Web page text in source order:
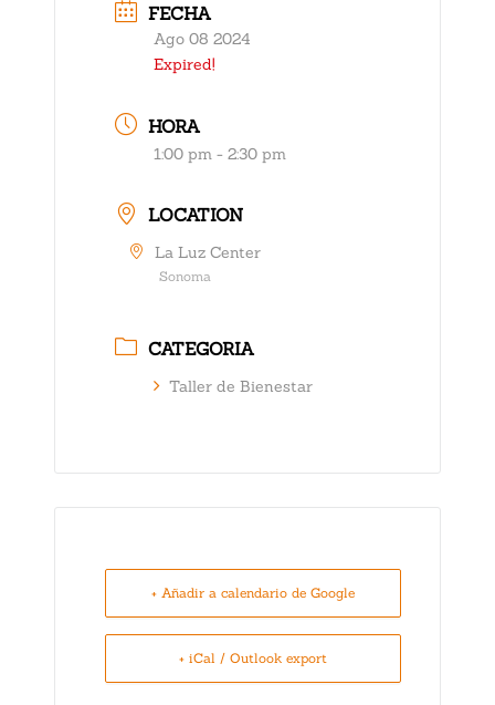
FECHA
Ago 08 2024
Expired!
HORA
1:00 pm - 2:30 pm
LOCATION
La Luz Center
Sonoma
CATEGORIA
Taller de Bienestar
+ Añadir a calendario de Google
+ iCal / Outlook export